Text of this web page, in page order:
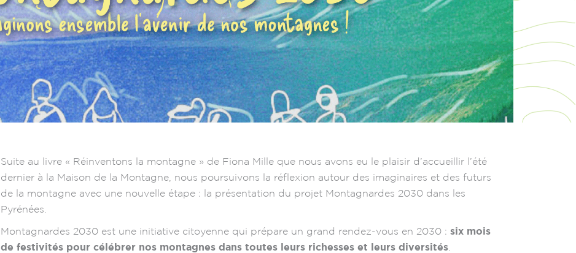
Suite au livre « Réinventons la montagne » de Fiona Mille que nous avons eu le plaisir d’accueillir l’été
dernier à la Maison de la Montagne, nous poursuivons la réflexion autour des imaginaires et des futurs
de la montagne avec une nouvelle étape : la présentation du projet Montagnardes 2030 dans les
Pyrénées.
Montagnardes 2030 est une initiative citoyenne qui prépare un grand rendez-vous en 2030 : six mois
de festivités pour célébrer nos montagnes dans toutes leurs richesses et leurs diversités